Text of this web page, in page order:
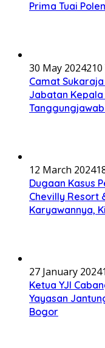
Prima Tuai
30 May 2024210
Camat
Jabatan Kepala
12 March 2024
Dugaan Kasus
Chevilly Resort
Karyawannya,
27 January 2024
Ketua YJI
Yayasan
Bogor